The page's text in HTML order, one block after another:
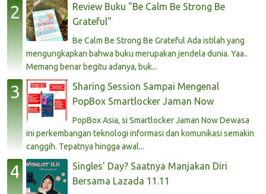
Review Buku "Be Calm Be Strong Be
Grateful"
Be Calm Be Strong Be Grateful Ada istilah yang
mengungkapkan bahwa buku merupakan jendela dunia. Yaa..
Memang benar begitu adanya, buk...
Sharing Session Sampai Mengenal
PopBox Smartlocker Jaman Now
PopBox Asia, si Smartlocker Jaman Now Dewasa
ini perkembangan teknologi informasi dan komunikasi semakin
canggih. Tepatnya hingga awal...
Singles' Day? Saatnya Manjakan Diri
Bersama Lazada 11.11